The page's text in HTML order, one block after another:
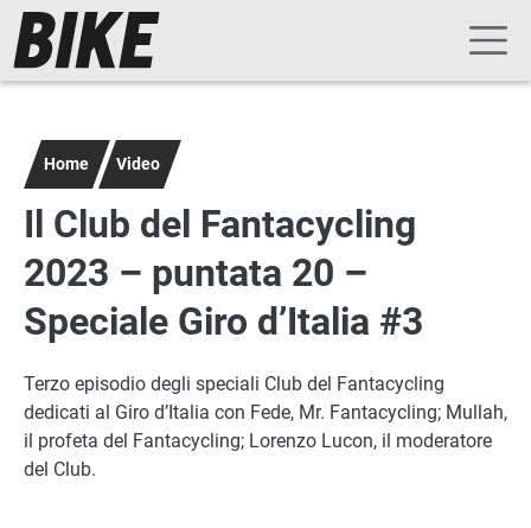
Salta al contenuto principale
Navigazione principale
Home Video
Il Club del Fantacycling
2023 – puntata 20 –
Speciale Giro d’Italia #3
Terzo episodio degli speciali Club del Fantacycling
dedicati al Giro d’Italia con Fede, Mr. Fantacycling; Mullah,
il profeta del Fantacycling; Lorenzo Lucon, il moderatore
del Club.